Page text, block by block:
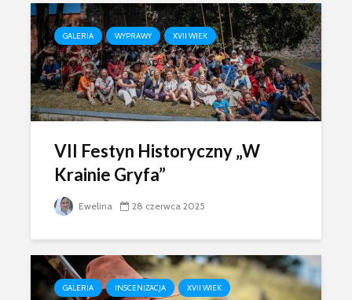
GALERIA WYPRAWY XVII WIEK
VII Festyn Historyczny „W
Krainie Gryfa”
Ewelina 28 czerwca 2025
GALERIA INSCENIZACJA XVII WIEK